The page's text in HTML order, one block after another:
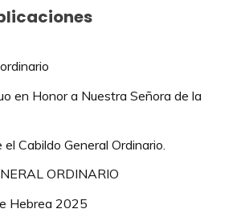
en Honor a Nuestra Señora de la
Cabildo General Ordinario.
ORDINARIO
Hebrea 2025